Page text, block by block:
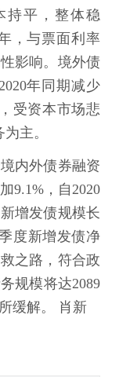
持平，整体稳
，与票面利率
影响。境外债
年同期减少
受资本市场悲
主。
内外债券融资
9.1%，自2020
增发债规模长
度新增发债净
之路，符合政
规模将达2089
缓解。 肖新